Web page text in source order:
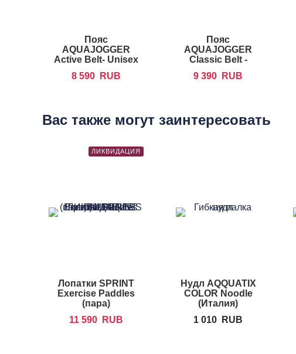
Пояс
AQUAJOGGER
Active Belt- Unisex
8 590
RUB
Пояс
AQUAJOGGER
Classic Belt -
9 390 RUB
Вас также могут заинтересовать
ЛИКВИДАЦИЯ
Лопатки SPRINT
Exercise Paddles
(пара)
11 590
RUB
Нудл AQQUATIX
COLOR Noodle
(Италия)
1 010
RUB